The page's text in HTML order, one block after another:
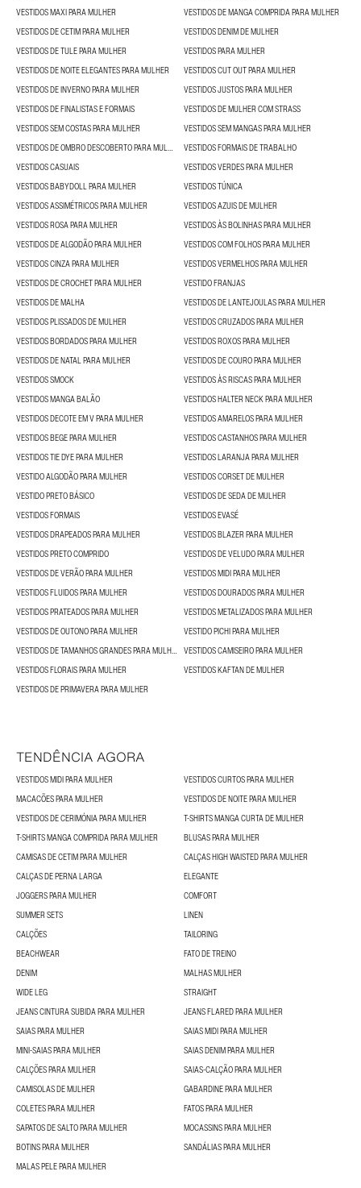
VESTIDOS MAXI PARA MULHER
VESTIDOS DE MANGA COMPRIDA PARA MULHER
VESTIDOS DE CETIM PARA MULHER
VESTIDOS DENIM DE MULHER
VESTIDOS DE TULE PARA MULHER
VESTIDOS PARA MULHER
VESTIDOS DE NOITE ELEGANTES PARA MULHER
VESTIDOS CUT OUT PARA MULHER
VESTIDOS DE INVERNO PARA MULHER
VESTIDOS JUSTOS PARA MULHER
VESTIDOS DE FINALISTAS E FORMAIS
VESTIDOS DE MULHER COM STRASS
VESTIDOS SEM COSTAS PARA MULHER
VESTIDOS SEM MANGAS PARA MULHER
VESTIDOS DE OMBRO DESCOBERTO PARA MULHER
VESTIDOS FORMAIS DE TRABALHO
VESTIDOS CASUAIS
VESTIDOS VERDES PARA MULHER
VESTIDOS BABYDOLL PARA MULHER
VESTIDOS TÚNICA
VESTIDOS ASSIMÉTRICOS PARA MULHER
VESTIDOS AZUIS DE MULHER
VESTIDOS ROSA PARA MULHER
VESTIDOS ÀS BOLINHAS PARA MULHER
VESTIDOS DE ALGODÃO PARA MULHER
VESTIDOS COM FOLHOS PARA MULHER
VESTIDOS CINZA PARA MULHER
VESTIDOS VERMELHOS PARA MULHER
VESTIDOS DE CROCHET PARA MULHER
VESTIDO FRANJAS
VESTIDOS DE MALHA
VESTIDOS DE LANTEJOULAS PARA MULHER
VESTIDOS PLISSADOS DE MULHER
VESTIDOS CRUZADOS PARA MULHER
VESTIDOS BORDADOS PARA MULHER
VESTIDOS ROXOS PARA MULHER
VESTIDOS DE NATAL PARA MULHER
VESTIDOS DE COURO PARA MULHER
VESTIDOS SMOCK
VESTIDOS ÀS RISCAS PARA MULHER
VESTIDOS MANGA BALÃO
VESTIDOS HALTER NECK PARA MULHER
VESTIDOS DECOTE EM V PARA MULHER
VESTIDOS AMARELOS PARA MULHER
VESTIDOS BEGE PARA MULHER
VESTIDOS CASTANHOS PARA MULHER
VESTIDOS TIE DYE PARA MULHER
VESTIDOS LARANJA PARA MULHER
VESTIDO ALGODÃO PARA MULHER
VESTIDOS CORSET DE MULHER
VESTIDO PRETO BÁSICO
VESTIDOS DE SEDA DE MULHER
VESTIDOS FORMAIS
VESTIDOS EVASÉ
VESTIDOS DRAPEADOS PARA MULHER
VESTIDOS BLAZER PARA MULHER
VESTIDOS PRETO COMPRIDO
VESTIDOS DE VELUDO PARA MULHER
VESTIDOS DE VERÃO PARA MULHER
VESTIDOS MIDI PARA MULHER
VESTIDOS FLUIDOS PARA MULHER
VESTIDOS DOURADOS PARA MULHER
VESTIDOS PRATEADOS PARA MULHER
VESTIDOS METALIZADOS PARA MULHER
VESTIDOS DE OUTONO PARA MULHER
VESTIDO PICHI PARA MULHER
VESTIDOS DE TAMANHOS GRANDES PARA MULHER VESTIDOS CAMISEIRO PARA MULHER
VESTIDOS FLORAIS PARA MULHER
VESTIDOS KAFTAN DE MULHER
VESTIDOS DE PRIMAVERA PARA MULHER
TENDÊNCIA AGORA
VESTIDOS MIDI PARA MULHER
VESTIDOS CURTOS PARA MULHER
MACACÕES PARA MULHER
VESTIDOS DE NOITE PARA MULHER
VESTIDOS DE CERIMÓNIA PARA MULHER
T-SHIRTS MANGA CURTA DE MULHER
T-SHIRTS MANGA COMPRIDA PARA MULHER
BLUSAS PARA MULHER
CAMISAS DE CETIM PARA MULHER
CALÇAS HIGH WAISTED PARA MULHER
CALÇAS DE PERNA LARGA
ELEGANTE
JOGGERS PARA MULHER
COMFORT
SUMMER SETS
LINEN
CALÇÕES
TAILORING
BEACHWEAR
FATO DE TREINO
DENIM
MALHAS MULHER
WIDE LEG
STRAIGHT
JEANS CINTURA SUBIDA PARA MULHER
JEANS FLARED PARA MULHER
SAIAS PARA MULHER
SAIAS MIDI PARA MULHER
MINI-SAIAS PARA MULHER
SAIAS DENIM PARA MULHER
CALÇÕES PARA MULHER
SAIAS-CALÇÃO PARA MULHER
CAMISOLAS DE MULHER
GABARDINE PARA MULHER
COLETES PARA MULHER
FATOS PARA MULHER
SAPATOS DE SALTO PARA MULHER
MOCASSINS PARA MULHER
BOTINS PARA MULHER
SANDÁLIAS PARA MULHER
MALAS PELE PARA MULHER